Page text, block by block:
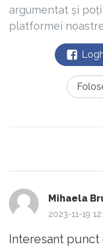
argumentat și
platformei
Mihaela
2023-11-19
Interesant